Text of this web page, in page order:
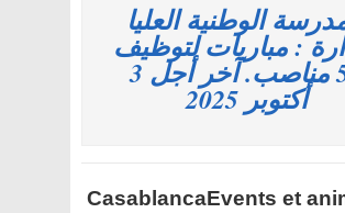
الوطنية العليا
: مباريات لتوظيف
50 مناصب. آخر أجل 3
أكتوبر 2025
CasablancaEvents et